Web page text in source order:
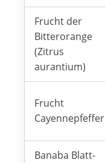
Frucht der
Bitterorange
(Zitrus
aurantium)
Frucht
Cayennepfeffer
Banaba Blatt-